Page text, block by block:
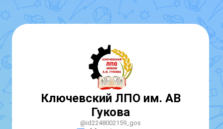
Ключевский ЛПО им. АВ
Гукова
@id2248002159_gos